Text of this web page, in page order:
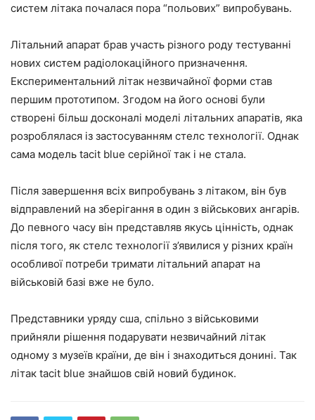
систем літака почалася пора “польових” випробувань.
Літальний апарат брав участь різного роду тестуванні
нових систем радіолокаційного призначення.
Експериментальний літак незвичайної форми став
першим прототипом. Згодом на його основі були
створені більш досконалі моделі літальних апаратів, яка
розроблялася із застосуванням стелс технології. Однак
сама модель tacit blue серійної так і не стала.
Після завершення всіх випробувань з літаком, він був
відправлений на зберігання в один з військових ангарів.
До певного часу він представляв якусь цінність, однак
після того, як стелс технології з’явилися у різних країн
особливої потреби тримати літальний апарат на
військовій базі вже не було.
Представники уряду сша, спільно з військовими
прийняли рішення подарувати незвичайний літак
одному з музеїв країни, де він і знаходиться донині. Так
літак tacit blue знайшов свій новий будинок.